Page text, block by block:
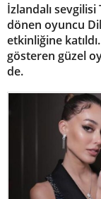
İzlandalı
dönen oyuncu
etkinliğine
gösteren güzel
de.